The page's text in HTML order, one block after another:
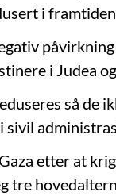
i
i Judea
så de
sivil
etter at
tre